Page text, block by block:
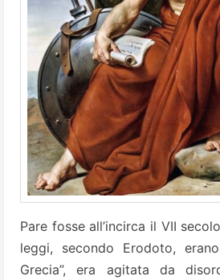
Pare fosse all’incirca il VII
leggi, secondo Erodoto,
Grecia”, era agitata da